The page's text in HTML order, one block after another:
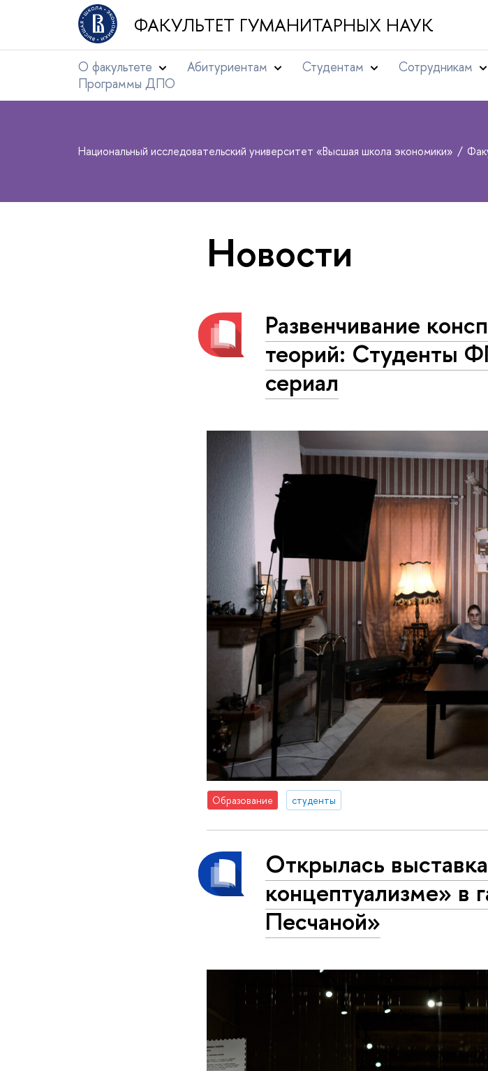
ФАКУЛЬТЕТ ГУМАНИТАРНЫХ НАУК
О факультете Абитуриентам Студентам Сотрудникам
Программы ДПО
Национальный исследовательский университет «Высшая школа экономики»
Новости
Развенчивание
теорий: Студенты
сериал
Образование студенты
Открылась
концептуализме» в
Песчаной»